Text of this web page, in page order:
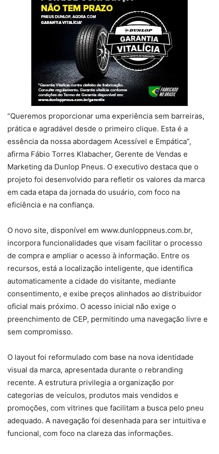
“Queremos proporcionar uma experiência sem barreiras,
prática e agradável desde o primeiro clique. Esta é a
essência da nossa abordagem Acessível e Empática”,
afirma Fábio Torres Klabacher, Gerente de Vendas e
Marketing da Dunlop Pneus. O executivo destaca que o
projeto foi desenvolvido para refletir os valores da marca
em cada etapa da jornada do usuário, com foco na
eficiência e na confiança.
O novo site, disponível em www.dunloppneus.com.br,
incorpora funcionalidades que visam facilitar o processo
de compra e ampliar o acesso à informação. Entre os
recursos, está a localização inteligente, que identifica
automaticamente a cidade do visitante, mediante
consentimento, e exibe preços alinhados ao distribuidor
oficial mais próximo. O acesso inicial não exige o
preenchimento de CEP, permitindo uma navegação livre e
sem compromisso.
O layout foi reformulado com base na nova identidade
visual da marca, apresentada durante o rebranding
recente. A estrutura privilegia a organização por
categorias de veículos, produtos mais vendidos e
promoções, com vitrines que facilitam a busca pelo pneu
adequado. A navegação foi desenhada para ser intuitiva e
funcional, com foco na clareza das informações.